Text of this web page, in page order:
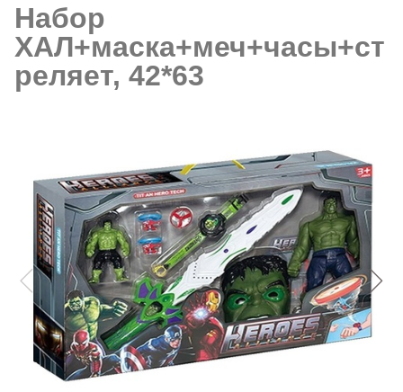
Набор
ХАЛ+маска+меч+часы+ст
реляет, 42*63